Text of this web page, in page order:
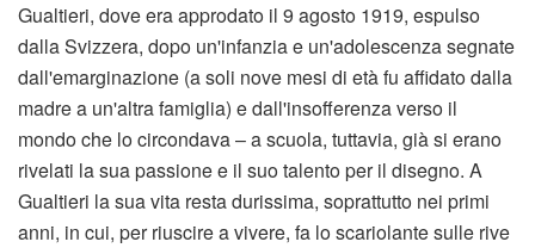
Gualtieri, dove era approdato il 9 agosto 1919, espulso
dalla Svizzera, dopo un'infanzia e un'adolescenza segnate
dall'emarginazione (a soli nove mesi di età fu affidato dalla
madre a un'altra famiglia) e dall'insofferenza verso il
mondo che lo circondava – a scuola, tuttavia, già si erano
rivelati la sua passione e il suo talento per il disegno. A
Gualtieri la sua vita resta durissima, soprattutto nei primi
anni, in cui, per riuscire a vivere, fa lo scariolante sulle rive